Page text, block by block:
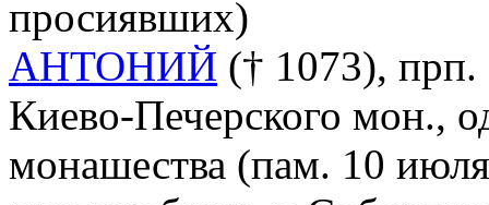
просиявших)
АНТОНИЙ († 1073), прп.
Киево-Печерского мон.,
монашества (пам. 10